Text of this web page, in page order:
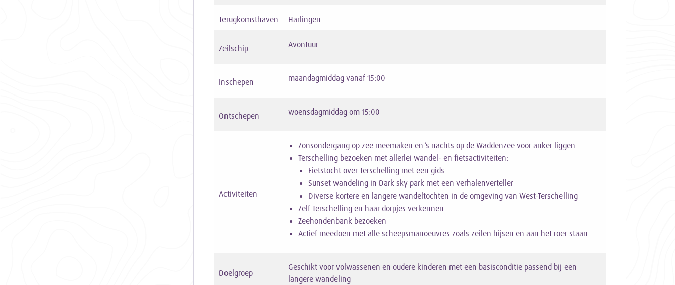
Terugkomsthaven Harlingen
Zeilschip Avontuur
Inschepen maandagmiddag vanaf 15:00
Ontschepen woensdagmiddag om 15:00
Activiteiten
Zonsondergang op zee meemaken en ’s nachts op de Waddenzee voor anker liggen
Terschelling bezoeken met allerlei wandel- en fietsactiviteiten:
Fietstocht over Terschelling met een gids
Sunset wandeling in Dark sky park met een verhalenverteller
Diverse kortere en langere wandeltochten in de omgeving van West-Terschelling
Zelf Terschelling en haar dorpjes verkennen
Zeehondenbank bezoeken
Actief meedoen met alle scheepsmanoeuvres zoals zeilen hijsen en aan het roer staan
Doelgroep
Geschikt voor volwassenen en oudere kinderen met een basisconditie passend bij een
langere wandeling